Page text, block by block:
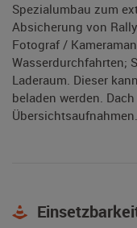
Spezialumbau zum
Absicherung von
Fotograf /
Wasserdurchfahrten;
Laderaum. Dieser
beladen werden.